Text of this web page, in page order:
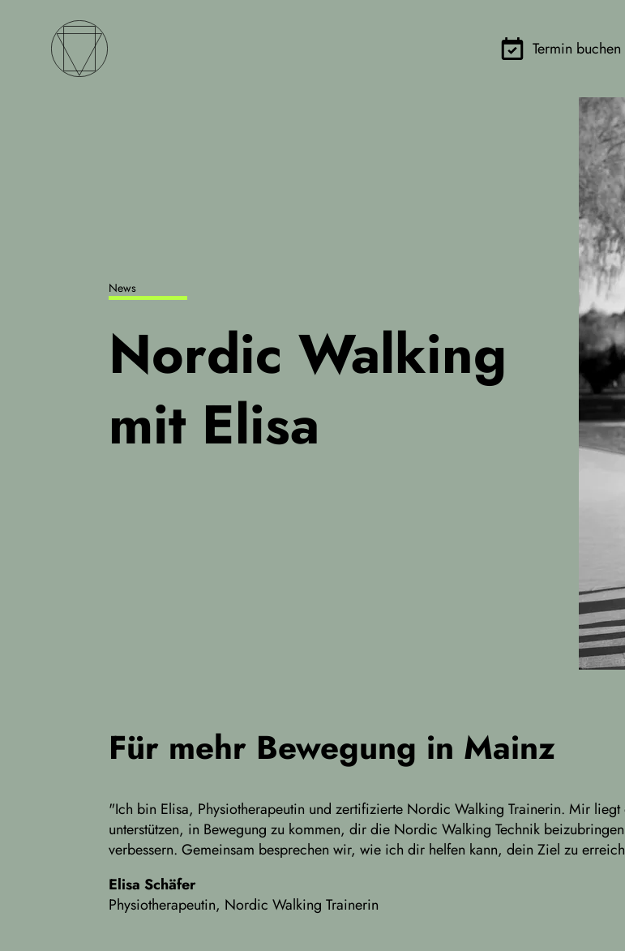
Termin buchen
News
Nordic Walking
mit Elisa
Für mehr Bewegung in Mainz
"Ich bin Elisa, Physiotherapeutin und zertifizierte Nordic Walking Trainerin. Mir
unterstützen, in Bewegung zu kommen, dir die Nordic Walking Technik
verbessern. Gemeinsam besprechen wir, wie ich dir helfen kann, dein Ziel zu
Elisa Schäfer
Physiotherapeutin, Nordic Walking Trainerin